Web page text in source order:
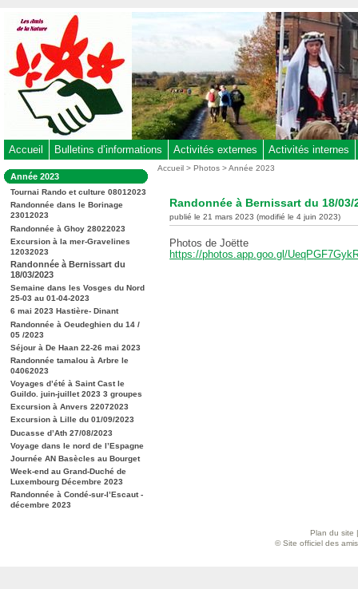
au
contenu
-
Aller
au
menu
-
à
la
recherche
Accueil Bulletins d’informations Activités externes Activités internes
Dans
la
rubrique
:
Année 2023
Tournai Rando et culture 08012023
Randonnée dans le Borinage
23012023
Randonnée à Ghoy 28022023
Excursion à la mer-Gravelines
12032023
Randonnée à Bernissart du
18/03/2023
Semaine dans les Vosges du Nord
25-03 au 01-04-2023
6 mai 2023 Hastière- Dinant
Randonnée à Oeudeghien du 14 /
05 /2023
Séjour à De Haan 22-26 mai 2023
Randonnée tamalou à Arbre le
04062023
Voyages d’été à Saint Cast le
Guildo. juin-juillet 2023 3 groupes
Excursion à Anvers 22072023
Excursion à Lille du 01/09/2023
Ducasse d’Ath 27/08/2023
Voyage dans le nord de l’Espagne
Journée AN Basècles au Bourget
Week-end au Grand-Duché de
Luxembourg Décembre 2023
Randonnée à Condé-sur-l’Escaut -
décembre 2023
Vous
Accueil >Photos >Année 2023
Randonnée à Bernissart du 18/03/
publié le 21 mars 2023 (modifié le 4 juin 2023)
Photos de Joëtte
https://photos.app.goo.gl/
Plan du site
© Site officiel des